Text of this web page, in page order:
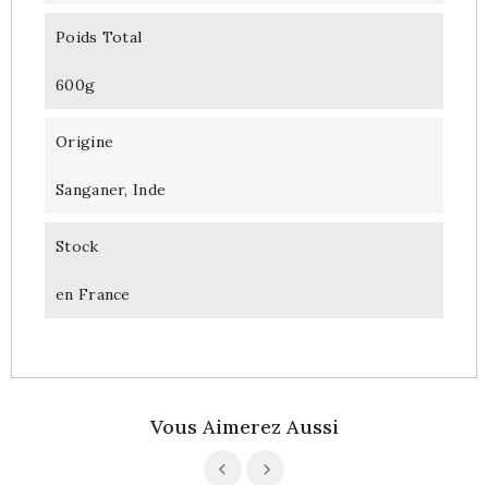
Poids Total
600g
Origine
Sanganer, Inde
Stock
en France
Vous Aimerez Aussi